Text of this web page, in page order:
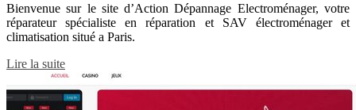
Bienvenue sur le site d’Action Dépannage Electroménager, votre
réparateur spécialiste en réparation et SAV électroménager et
climatisation situé a Paris.
Lire la suite